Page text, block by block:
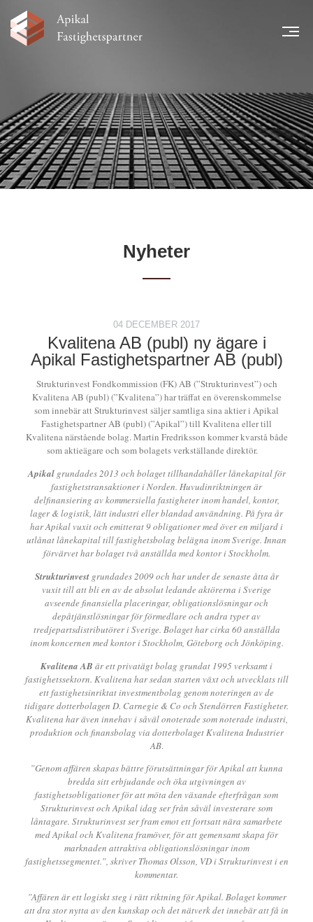
NYHETER
LÅNTAGARE
TEAM
LEGAL INFORMATION
FINANSIELL INFORMATION
Nyheter
04 DECEMBER 2017
Kvalitena AB (publ) ny ägare i
Apikal Fastighetspartner AB (publ)
Strukturinvest Fondkommission (FK) AB (”Strukturinvest”) och
Kvalitena AB (publ) (”Kvalitena”) har träffat en överenskommelse
som innebär att Strukturinvest säljer samtliga sina aktier i Apikal
Fastighetspartner AB (publ) (”Apikal”) till Kvalitena eller till
Kvalitena närstående bolag. Martin Fredriksson kommer kvarstå både
som aktieägare och som bolagets verkställande direktör.
Apikal grundades 2013 och bolaget tillhandahåller lånekapital för
fastighetstransaktioner i Norden. Huvudinriktningen är
delfinansiering av kommersiella fastigheter inom handel, kontor,
lager & logistik, lätt industri eller blandad användning. På fyra år
har Apikal vuxit och emitterat 9 obligationer med över en miljard i
utlånat lånekapital till fastighetsbolag belägna inom Sverige. Innan
förvärvet har bolaget två anställda med kontor i Stockholm.
Strukturinvestgrundades 2009 och har under de senaste åtta år
vuxit till att bli en av de absolut ledande aktörerna i Sverige
avseende finansiella placeringar, obligationslösningar och
depåtjänstlösningar för förmedlare och andra typer av
tredjepartsdistributörer i Sverige. Bolaget har cirka 60 anställda
inom koncernen med kontor i Stockholm, Göteborg och Jönköping.
Kvalitena AB är ett privatägt bolag grundat 1995 verksamt i
fastighetssektorn. Kvalitena har sedan starten växt och utvecklats till
ett fastighetsinriktat investmentbolag genom noteringen av de
tidigare dotterbolagen D. Carnegie & Co och Stendörren Fastigheter.
Kvalitena har även innehav i såväl onoterade som noterade industri,
produktion och finansbolag via dotterbolaget Kvalitena Industrier
AB.
”Genom affären skapas bättre förutsättningar för Apikal att kunna
bredda sitt erbjudande och öka utgivningen av
fastighetsobligationer för att möta den växande efterfrågan som
Strukturinvest och Apikal idag ser från såväl investerare som
låntagare. Strukturinvest ser fram emot ett fortsatt nära samarbete
med Apikal och Kvalitena framöver, för att gemensamt skapa för
marknaden attraktiva obligationslösningar inom
fastighetssegmentet.”, skriver Thomas Olsson, VD i Strukturinvest i en
kommentar.
”Affären är ett logiskt steg i rätt riktning för Apikal. Bolaget kommer
att dra stor nytta av den kunskap och det nätverk det innebär att få in